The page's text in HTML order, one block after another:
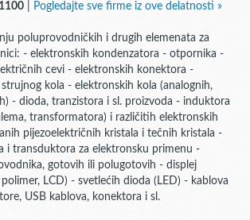
Pogledajte sve firme iz ove delatnosti »
poluprovodničkih i drugih elemenata za
- elektronskih kondenzatora - otpornika -
cevi - elektronskih konektora -
kola - elektronskih kola (analognih,
- dioda, tranzistora i sl. proizvoda - induktora
transformatora) i različitih elektronskih
pijezoelektričnih kristala i tečnih kristala -
i transduktora za elektronsku primenu -
gotovih ili polugotovih - displej
LCD) - svetlećih dioda (LED) - kablova
USB kablova, konektora i sl.